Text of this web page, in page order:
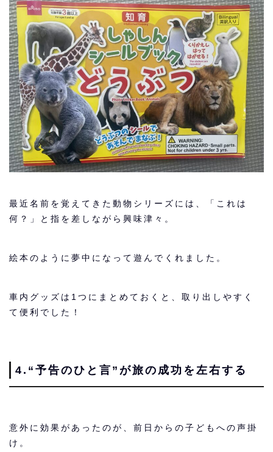
最近名前を覚えてきた動物シリーズには、「これは
何？」と指を差しながら興味津々。
絵本のように夢中になって遊んでくれました。
車内グッズは1つにまとめておくと、取り出しやすく
て便利でした！
4.“予告のひと言”が旅の成功を左右する
意外に効果があったのが、前日からの子どもへの声掛
け。